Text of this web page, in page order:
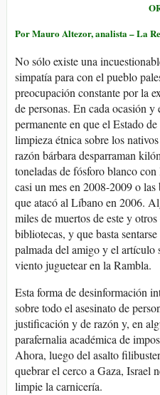
Por Mauro Altezor, analista – La
No sólo existe una
simpatía para con el pueblo
preocupación constante por la
de personas. En cada ocasión
permanente­ en que el Estado
limpieza étnica sobre los
razón bárbara desparraman
toneladas de fósforo blanco
casi un mes en 2008-2009 o
que atacó al Líbano en 2006.
miles de muertos de este y
bibliotecas, y que basta
palmada del amigo y el artículo
viento juguetear en la Rambla.
Esta forma de desinformación
sobre todo el asesinato de
justificación y de razón y, en
parafernalia académica de
Ahora, luego del asalto
quebrar el cerco a Gaza, Israel
limpie la carnicería.